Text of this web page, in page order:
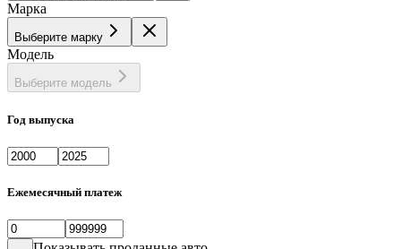
Марка
Выберите марку
Модель
Выберите модель
Год выпуска
Ежемесячный платеж